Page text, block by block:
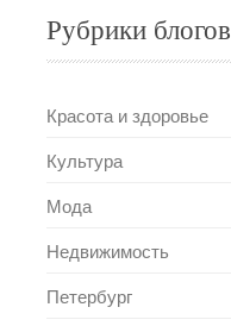
Рубрики блогов
Красота и здоровье
Культура
Мода
Недвижимость
Петербург